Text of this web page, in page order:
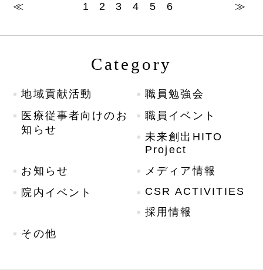
≪ 1 2 3 4 5 6 ≫
Category
地域貢献活動
職員勉強会
医療従事者向けのお
知らせ
職員イベント
未来創出HITO
Project
お知らせ
メディア情報
院内イベント
CSR ACTIVITIES
採用情報
その他